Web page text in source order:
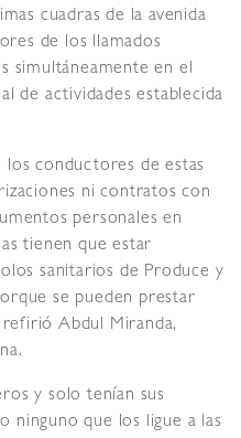
cuadras de la avenida
de los llamados
simultáneamente en el
de actividades establecida
los conductores de estas
ni contratos con
personales en
tienen que estar
sanitarios de Produce y
se pueden prestar
Abdul Miranda,
y solo tenían sus
ninguno que los ligue a las